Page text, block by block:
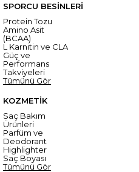
SPORCU BESİNLERİ
Protein Tozu
Amino Asit
(BCAA)
L Karnitin ve CLA
Güç ve
Performans
Takviyeleri
Tümünü Gör
KOZMETİK
Saç Bakım
Ürünleri
Parfüm ve
Deodorant
Highlighter
Saç Boyası
Tümünü Gör